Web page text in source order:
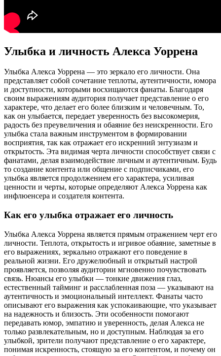
Улыбка и личность Алекса Уоррена
Улыбка Алекса Уоррена — это зеркало его личности. Она
представляет собой сочетание теплоты, аутентичности, юмора
и доступности, которыми восхищаются фанаты. Благодаря
своим выражениям аудитория получает представление о его
характере, что делает его более близким и человечным. То,
как он улыбается, передает уверенность без высокомерия,
радость без преувеличения и обаяние без неискренности. Его
улыбка стала важным инструментом в формировании
восприятия, так как отражает его искренний энтузиазм и
открытость. Эта видимая черта личности способствует связи с
фанатами, делая взаимодействие личным и аутентичным. Будь
то создание контента или общение с подписчиками, его
улыбка является продолжением его характера, усиливая
ценности и черты, которые определяют Алекса Уоррена как
инфлюенсера и создателя контента.
Как его улыбка отражает его личность
Улыбка Алекса Уоррена является прямым отражением черт его
личности. Теплота, открытость и игривое обаяние, заметные в
его выражениях, зеркально отражают его поведение в
реальной жизни. Его дружелюбный и открытый настрой
проявляется, позволяя аудитории мгновенно почувствовать
связь. Нюансы его улыбки — тонкие движения глаз,
естественный тайминг и расслабленная поза — указывают на
аутентичность и эмоциональный интеллект. Фанаты часто
описывают его выражения как успокаивающие, что указывает
на надежность и близость. Эти особенности помогают
передавать юмор, эмпатию и уверенность, делая Алекса не
только развлекательным, но и доступным. Наблюдая за его
улыбкой, зрители получают представление о его характере,
понимая искренность, стоящую за его контентом, и почему он